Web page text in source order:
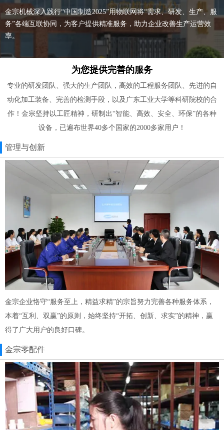
金宗机械深入践行“中国制造2025”用物联网将“需求、研发、生产、服
务”各端互联协同，为客户提供精准服务，助力企业改善生产运营效
率。
为您提供完善的服务
专业的研发团队、强大的生产团队，高效的工程服务团队、先进的自
动化加工装备、完善的检测手段，以及广东工业大学等科研院校的合
作！金宗坚持以工匠精神，研制出“智能、高效、安全、环保”的各种
设备，已遍布世界40多个国家的2000多家用户！
管理与创新
金宗企业恪守“服务至上，精益求精”的宗旨努力完善各种服务体系，
本着“互利、双赢”的原则，始终坚持“开拓、创新、求实”的精神，赢
得了广大用户的良好口碑。
金宗零配件